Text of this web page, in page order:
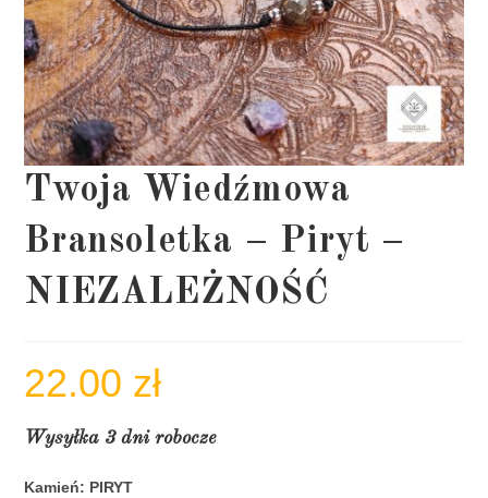
Twoja Wiedźmowa
Bransoletka – Piryt –
NIEZALEŻNOŚĆ
22.00 zł
Wysyłka 3 dni robocze
Kamień: PIRYT